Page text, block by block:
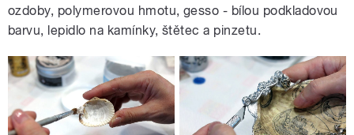
ozdoby, polymerovou hmotu, gesso - bílou podkladovou
barvu, lepidlo na kamínky, štětec a pinzetu.